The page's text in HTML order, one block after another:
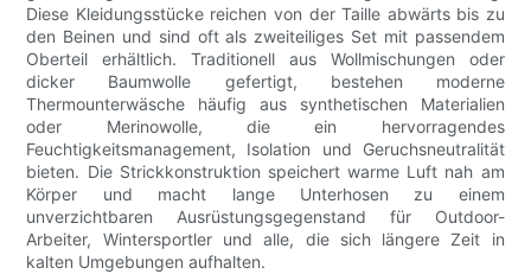
Diese Kleidungsstücke reichen von der Taille abwärts bis zu
den Beinen und sind oft als zweiteiliges Set mit passendem
Oberteil erhältlich. Traditionell aus Wollmischungen oder
dicker Baumwolle gefertigt, bestehen moderne
Thermounterwäsche häufig aus synthetischen Materialien
oder Merinowolle, die ein hervorragendes
Feuchtigkeitsmanagement, Isolation und Geruchsneutralität
bieten. Die Strickkonstruktion speichert warme Luft nah am
Körper und macht lange Unterhosen zu einem
unverzichtbaren Ausrüstungsgegenstand für Outdoor-
Arbeiter, Wintersportler und alle, die sich längere Zeit in
kalten Umgebungen aufhalten.